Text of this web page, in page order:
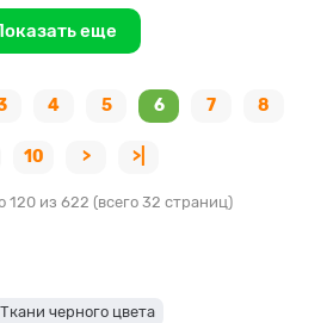
еще
4 5 6 7 8
10 > >|
120 из 622 (всего 32 страниц)
Ткани черного цвета